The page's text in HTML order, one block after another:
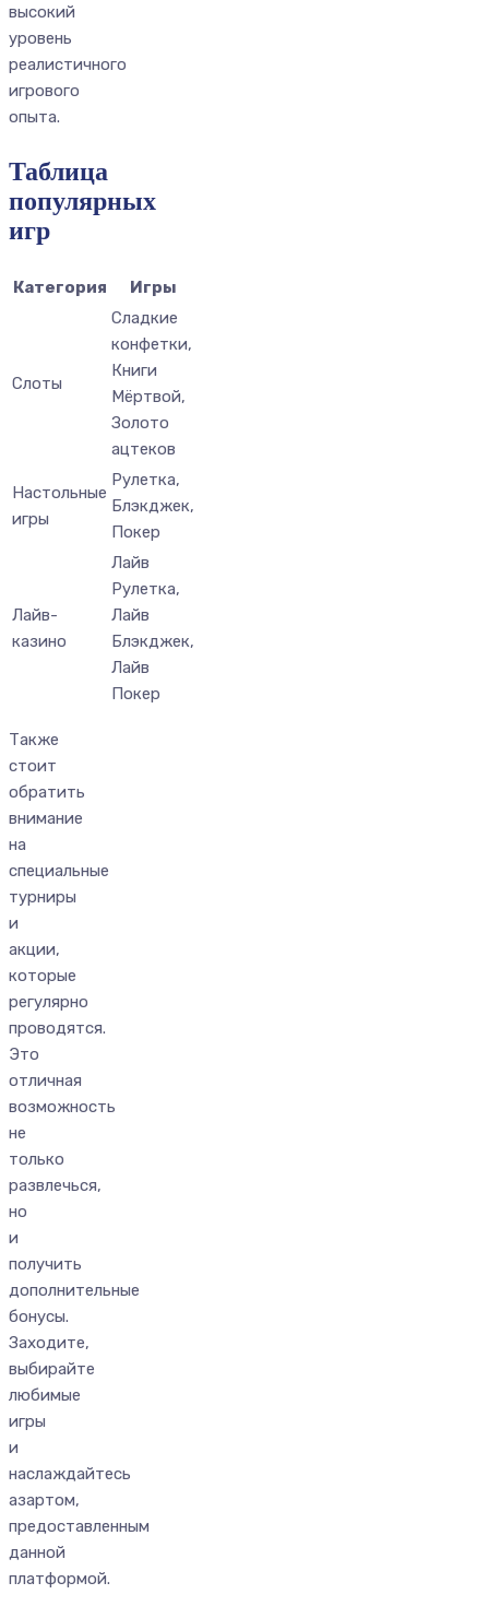
высокий
уровень
реалистичного
игрового
опыта.
Таблица
популярных
игр
Категория Игры
Слоты
Сладкие
конфетки,
Книги
Мёртвой,
Золото
ацтеков
Настольные
игры
Рулетка,
Блэкджек,
Покер
Лайв-
казино
Лайв
Рулетка,
Лайв
Блэкджек,
Лайв
Покер
Также
стоит
обратить
внимание
на
специальные
турниры
и
акции,
которые
регулярно
проводятся.
Это
отличная
возможность
не
только
развлечься,
но
и
получить
дополнительные
бонусы.
Заходите,
выбирайте
любимые
игры
и
наслаждайтесь
азартом,
предоставленным
данной
платформой.